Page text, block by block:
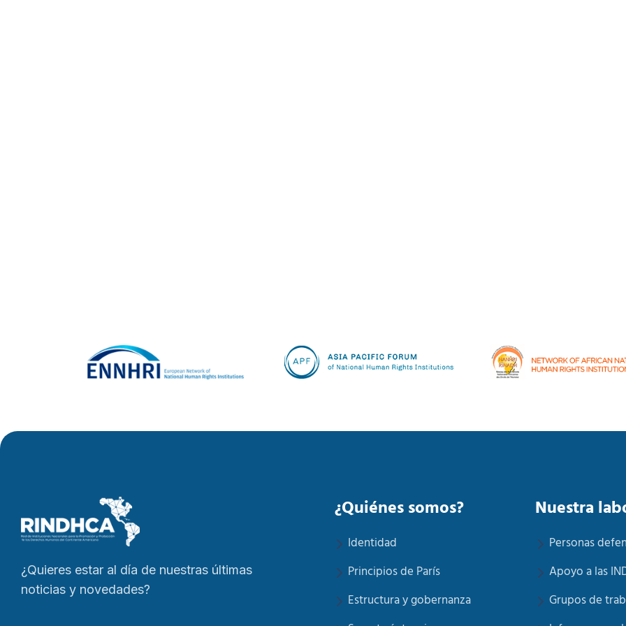
¿Quieres estar al día de nuestras últimas
noticias y novedades?
¿Quiénes somos?
Identidad
Principios de París
Estructura y gobernanza
Nuestra
Personas
Apoyo a las
Grupos de